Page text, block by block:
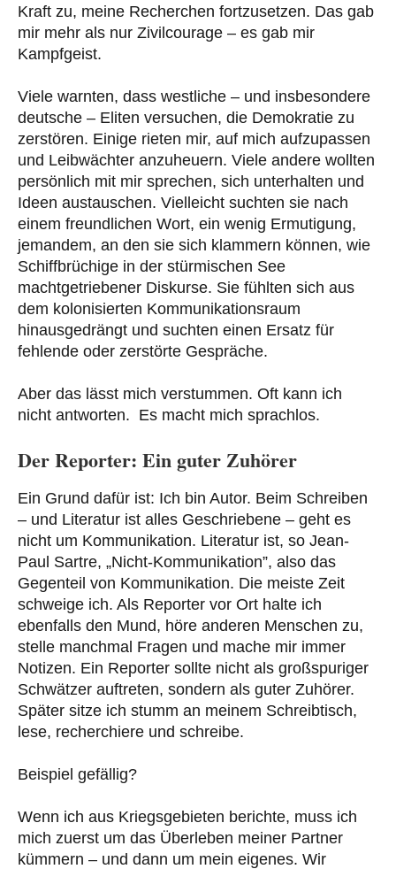
Kraft zu, meine Recherchen fortzusetzen. Das gab
mir mehr als nur Zivilcourage – es gab mir
Kampfgeist.
Viele warnten, dass westliche – und insbesondere
deutsche – Eliten versuchen, die Demokratie zu
zerstören. Einige rieten mir, auf mich aufzupassen
und Leibwächter anzuheuern. Viele andere wollten
persönlich mit mir sprechen, sich unterhalten und
Ideen austauschen. Vielleicht suchten sie nach
einem freundlichen Wort, ein wenig Ermutigung,
jemandem, an den sie sich klammern können, wie
Schiffbrüchige in der stürmischen See
machtgetriebener Diskurse. Sie fühlten sich aus
dem kolonisierten Kommunikationsraum
hinausgedrängt und suchten einen Ersatz für
fehlende oder zerstörte Gespräche.
Aber das lässt mich verstummen. Oft kann ich
nicht antworten. Es macht mich sprachlos.
Der Reporter: Ein guter Zuhörer
Ein Grund dafür ist: Ich bin Autor. Beim Schreiben
– und Literatur ist alles Geschriebene – geht es
nicht um Kommunikation. Literatur ist, so Jean-
Paul Sartre, „Nicht-Kommunikation”, also das
Gegenteil von Kommunikation. Die meiste Zeit
schweige ich. Als Reporter vor Ort halte ich
ebenfalls den Mund, höre anderen Menschen zu,
stelle manchmal Fragen und mache mir immer
Notizen. Ein Reporter sollte nicht als großspuriger
Schwätzer auftreten, sondern als guter Zuhörer.
Später sitze ich stumm an meinem Schreibtisch,
lese, recherchiere und schreibe.
Beispiel gefällig?
Wenn ich aus Kriegsgebieten berichte, muss ich
mich zuerst um das Überleben meiner Partner
kümmern – und dann um mein eigenes. Wir